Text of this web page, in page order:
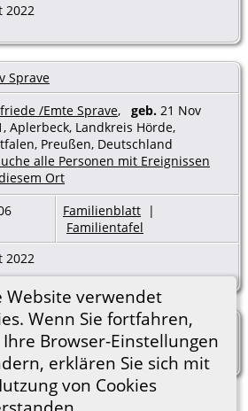
Website verwendet
Wenn Sie fortfahren,
Browser-Einstellungen
erklären Sie sich mit
von Cookies
2022
Sprave
/Emte Sprave, geb. 21 Nov
Aplerbeck, Landkreis Hörde,
Preußen, Deutschland
Familienblatt |
Familientafel
2022
] Geburtenregister Aplerbeck, (1900-
21 Nov 1901, 1901 / 826
3).